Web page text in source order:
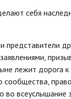
себя
представители
лежит
всеуслышание